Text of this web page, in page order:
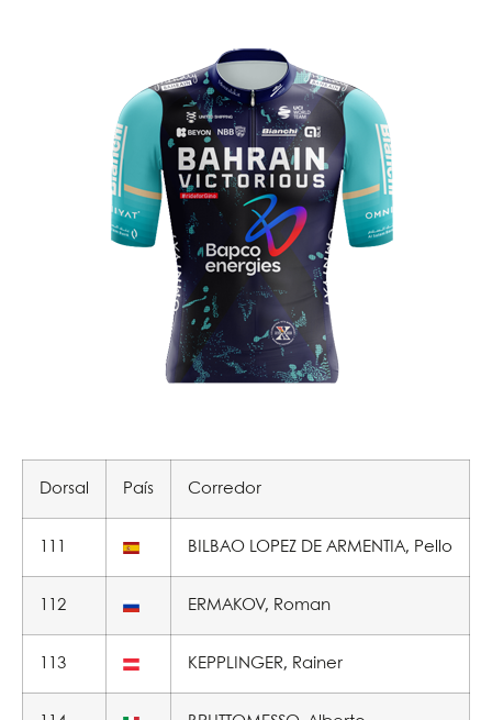
Dorsal País Corredor
BILBAO LOPEZ DE ARMENTIA, Pello
112 ERMAKOV, Roman
113 KEPPLINGER, Rainer